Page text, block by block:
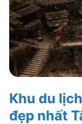
Khu du
đẹp nhất